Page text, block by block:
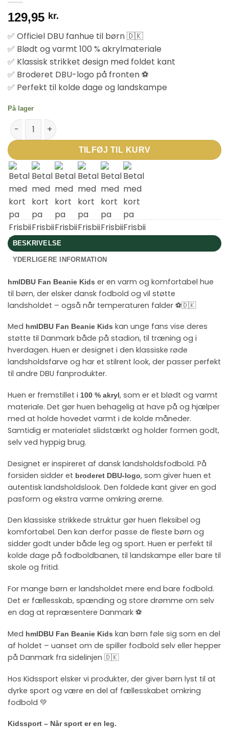
129,95 kr.
✅ Officiel DBU fanhue til børn 🇩🇰
✅ Blødt og varmt 100 % akrylmateriale
✅ Klassisk strikket design med foldet kant
✅ Broderet DBU-logo på fronten ⚽
✅ Perfekt til kolde dage og landskampe
På lager
Hummel DBU Landsholds Hue Kids - Sort antal
TILFØJ TIL KURV
BESKRIVELSE
YDERLIGERE INFORMATION
hmlDBU Fan Beanie Kids er en varm og komfortabel hue
til børn, der elsker dansk fodbold og vil støtte
landsholdet – også når temperaturen falder ⚽🇩🇰
Med hmlDBU Fan Beanie Kids kan unge fans vise deres
støtte til Danmark både på stadion, til træning og i
hverdagen. Huen er designet i den klassiske røde
landsholdsfarve og har et stilrent look, der passer perfekt
til andre DBU fanprodukter.
Huen er fremstillet i 100 % akryl, som er et blødt og varmt
materiale. Det gør huen behagelig at have på og hjælper
med at holde hovedet varmt i de kolde måneder.
Samtidig er materialet slidstærkt og holder formen godt,
selv ved hyppig brug.
Designet er inspireret af dansk landsholdsfodbold. På
forsiden sidder et broderet DBU-logo, som giver huen et
autentisk landsholdslook. Den foldede kant giver en god
pasform og ekstra varme omkring ørerne.
Den klassiske strikkede struktur gør huen fleksibel og
komfortabel. Den kan derfor passe de fleste børn og
sidder godt under både leg og sport. Huen er perfekt til
kolde dage på fodboldbanen, til landskampe eller bare til
skole og fritid.
For mange børn er landsholdet mere end bare fodbold.
Det er fællesskab, spænding og store drømme om selv
en dag at repræsentere Danmark ⚽
Med hmlDBU Fan Beanie Kids kan børn føle sig som en del
af holdet – uanset om de spiller fodbold selv eller hepper
på Danmark fra sidelinjen 🇩🇰
Hos Kidssport elsker vi produkter, der giver børn lyst til at
dyrke sport og være en del af fællesskabet omkring
fodbold 💚
Kidssport – Når sport er en leg.